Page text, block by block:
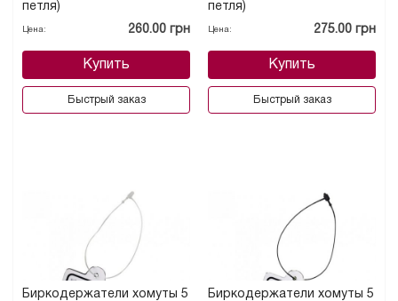
петля)
Цена: 260.00 грн
Купить
Быстрый заказ
петля)
Цена: 275.00 грн
Купить
Быстрый заказ
Биркодержатели хомуты 5
Биркодержатели хомуты 5